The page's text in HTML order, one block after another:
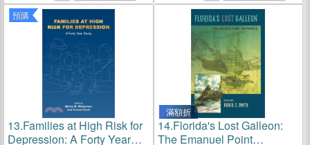
預購
13.Families at High Risk for
Depression: A Forty Year
滿額折
14.Florida's Lost Galleon:
The Emanuel Point